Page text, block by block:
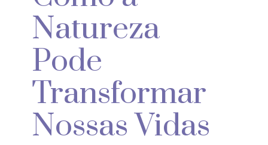
Natureza
Pode
Transformar
Nossas Vidas